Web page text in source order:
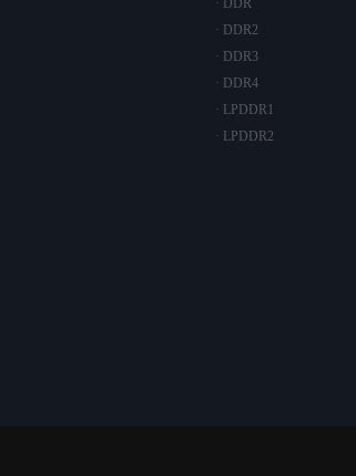
· DDR
· DDR2
· DDR3
· DDR4
· LPDDR1
· LPDDR2